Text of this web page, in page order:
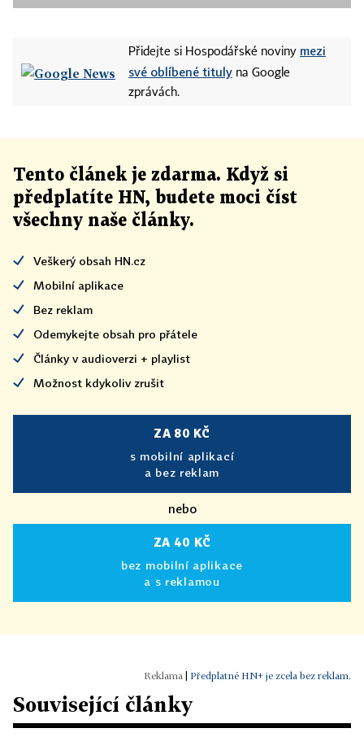
Přidejte si Hospodářské noviny mezi
své oblíbené tituly na Google
zprávách.
Tento článek je zdarma. Když si
předplatíte HN, budete moci číst
všechny naše články.
Veškerý obsah HN.cz
Mobilní aplikace
Bez reklam
Odemykejte obsah pro přátele
Články v audioverzi + playlist
Možnost kdykoliv zrušit
ZA 80 KČ
s mobilní aplikací
a bez reklam
nebo
ZA 40 KČ
bez mobilní aplikace
a s reklamou
Předplatné HN+ je zcela bez reklam.
Související články